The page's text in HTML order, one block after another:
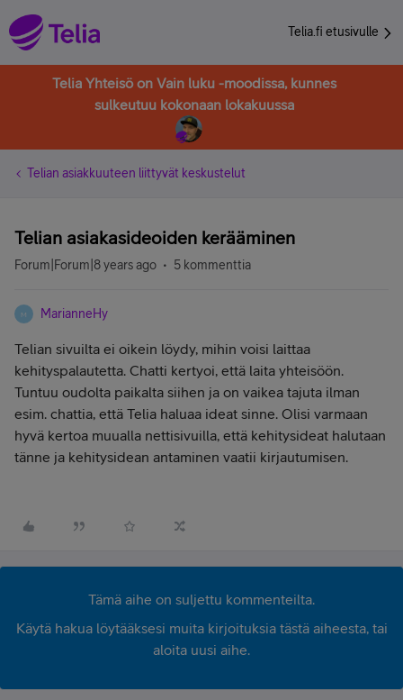
Telia.fi etusivulle
Telia Yhteisö on Vain luku -moodissa, kunnes
sulkeutuu kokonaan lokakuussa
Telian asiakkuuteen liittyvät keskustelut
Telian asiakasideoiden kerääminen
Forum|Forum|8 years ago 5 kommenttia
M MarianneHy
Telian sivuilta ei oikein löydy, mihin voisi laittaa
kehityspalautetta. Chatti kertyoi, että laita yhteisöön.
Tuntuu oudolta paikalta siihen ja on vaikea tajuta ilman
esim. chattia, että Telia haluaa ideat sinne. Olisi varmaan
hyvä kertoa muualla nettisivuilla, että kehitysideat halutaan
tänne ja kehitysidean antaminen vaatii kirjautumisen.
Tämä aihe on suljettu kommenteilta.
Käytä hakua löytääksesi muita kirjoituksia tästä aiheesta, tai
aloita uusi aihe.